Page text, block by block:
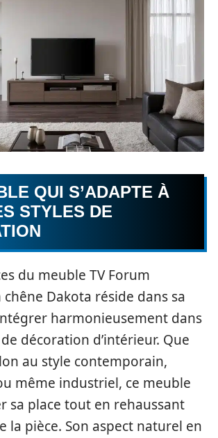
QUI S’ADAPTE À
STYLES DE
du meuble TV Forum
chêne Dakota réside dans sa
harmonieusement dans
décoration d’intérieur. Que
au style contemporain,
même industriel, ce meuble
sa place tout en rehaussant
la pièce. Son aspect naturel en